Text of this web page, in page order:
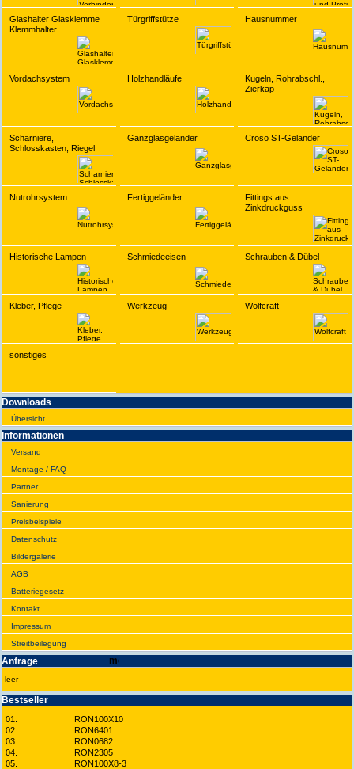
Glashalter Glasklemme
Klemmhalter
Türgriffstütze Hausnummer
Vordachsystem Holzhandläufe
Kugeln, Rohrabschl.,
Zierkap
Scharniere,
Schlosskasten, Riegel
Ganzglasgeländer Croso ST-Geländer
Nutrohrsystem Fertiggeländer
Fittings aus
Zinkdruckguss
Historische Lampen Schmiedeeisen Schrauben & Dübel
Kleber, Pflege Werkzeug Wolfcraft
sonstiges
Downloads
Übersicht
Infor­ma­tionen
Versand
Montage / FAQ
Partner
Sanie­rung
Preis­beispiele
Daten­schutz
Bilder­galerie
AGB
Batte­rie­gesetz
Kontakt
Impres­sum
Streit­bei­legung
Anfrage
leer
Best­seller
01.
RON100X10
02.
RON6401
03.
RON0682
04.
RON2305
05.
RON100X8-3